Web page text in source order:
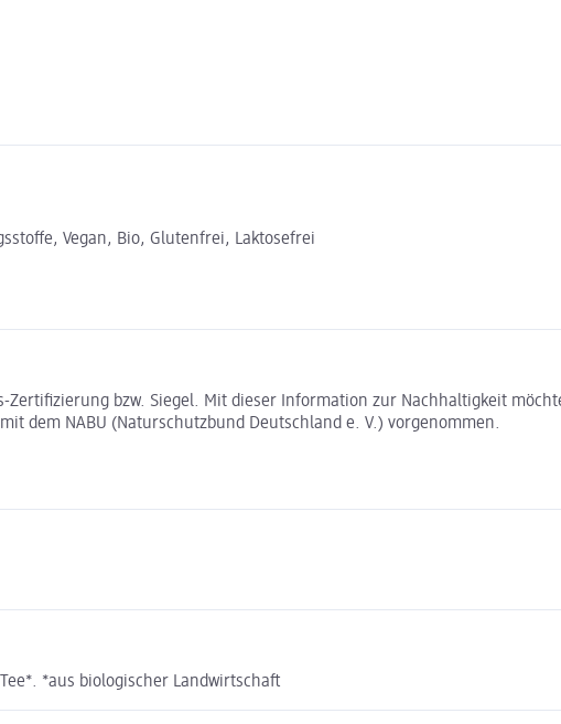
Vegan, Bio, Glutenfrei, Laktosefrei
Zertifizierung bzw. Siegel. Mit dieser Information zur Nachhaltigkeit
dem NABU (Naturschutzbund Deutschland e. V.) vorgenommen.
*aus biologischer Landwirtschaft